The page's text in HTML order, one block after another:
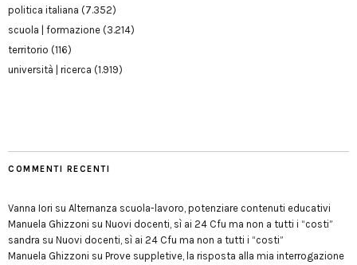
politica italiana (7.352)
scuola | formazione (3.214)
territorio (116)
università | ricerca (1.919)
COMMENTI RECENTI
Vanna Iori su Alternanza scuola-lavoro, potenziare contenuti educativi
Manuela Ghizzoni su Nuovi docenti, sì ai 24 Cfu ma non a tutti i “costi”
sandra su Nuovi docenti, sì ai 24 Cfu ma non a tutti i “costi”
Manuela Ghizzoni su Prove suppletive, la risposta alla mia interrogazione